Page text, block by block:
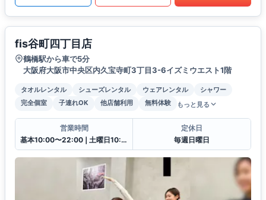
fis谷町四丁目店
鶴橋駅から車で5分
大阪府大阪市中央区内久宝寺町3丁目3-6イズミウエスト1階
タオルレンタル シューズレンタル ウェアレンタル
シャワー
完全個室
子連れOK 他店舗利用 無料体験 もっと見る
営業時間
基本10:00〜22:00❘土曜日10:00〜19:00
定休日
毎週日曜日